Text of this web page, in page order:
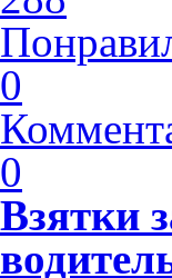
0
0
Взятки